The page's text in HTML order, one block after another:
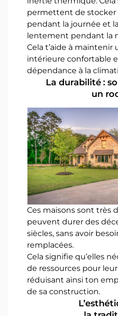
permettent de stocker
pendant la journée et
lentement pendant la
Cela t’aide à
intérieure confortable
dépendance à la
La durabilité :
un
Ces maisons sont très
peuvent durer des
siècles, sans avoir
remplacées.
Cela signifie qu’elles
de ressources pour
réduisant ainsi ton
de sa construction.